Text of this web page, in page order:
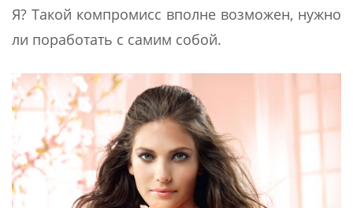
Я? Такой компромисс вполне возможен, нужно
ли поработать с самим собой.